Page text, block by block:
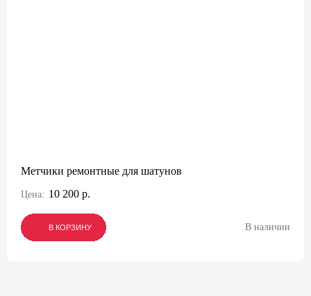
Метчики ремонтные для шатунов
Цена: 10 200 р.
В КОРЗИНУ
В КОРЗИНУ
В КОРЗИНУ В наличии